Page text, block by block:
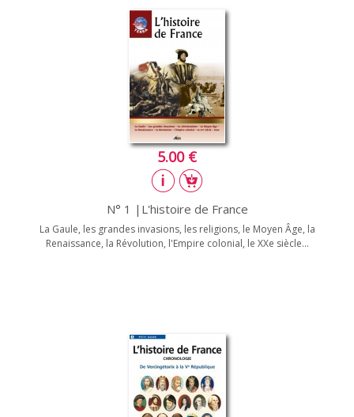
5.00 €
N° 1 |L'histoire de France
La Gaule, les grandes invasions, les religions, le Moyen Âge, la
Renaissance, la Révolution, l'Empire colonial, le XXe siècle...